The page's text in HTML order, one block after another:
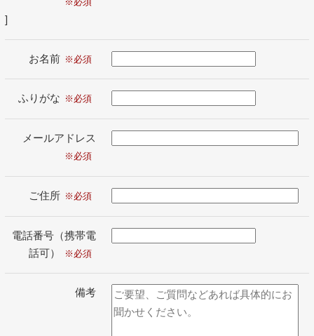
]
お名前
ふりがな
メールアドレス
ご住所
電話番号（携帯電
話可）
備考